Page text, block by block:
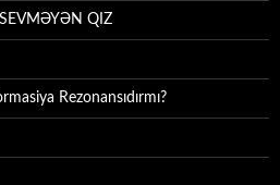
QIZ
Rezonansıdırmı?